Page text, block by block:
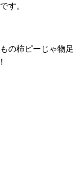
す。
の柿ピーじゃ物足